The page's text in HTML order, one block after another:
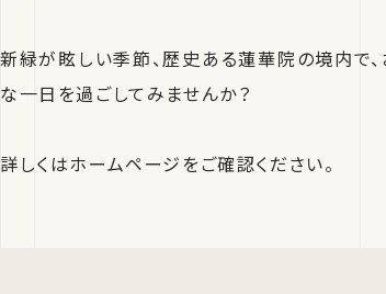
新緑が眩しい季節、歴史ある蓮華院の境内で
な一日を過ごしてみませんか？
詳しくはホームページをご確認ください。